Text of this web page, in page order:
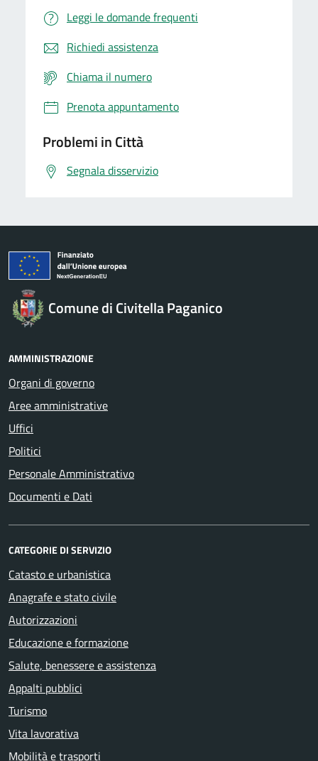
Leggi le domande frequenti
Richiedi assistenza
Chiama il numero
Prenota appuntamento
Problemi in Città
Segnala disservizio
Comune di Civitella Paganico
AMMINISTRAZIONE
Organi di governo
Aree amministrative
Uffici
Politici
Personale Amministrativo
Documenti e Dati
CATEGORIE DI SERVIZIO
Catasto e urbanistica
Anagrafe e stato civile
Autorizzazioni
Educazione e formazione
Salute, benessere e assistenza
Appalti pubblici
Turismo
Vita lavorativa
Mobilità e trasporti